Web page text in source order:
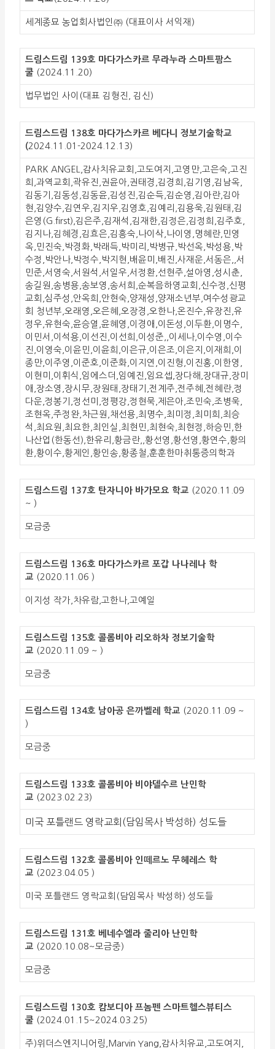
세계종묘 농업회사법인㈜ (대표이사 서익재)
드림스드림 139호 마다가스카르 무라누라 스마트팜스
쿨 (2024.11.20)
법무법인 사이(대표 김형진, 김신)
드림스드림 138호 마다가스카르 베다니 정보기술학교
(2024.11.01-2024.12.13)
PARK ANGEL,감사치유교회,고도여지,고영만,고은숙,고진
희,과역교회,곽유진,권윤아,권태경,김경희,김기영,김남옥,
김동기,김동성,김동윤,김성진,김순득,김순영,김아란,김아
현,김양수,김연우,김지우,김영호,김예리,김용욱,김원태,김
은영(G.first),김은주,김재석,김재한,김정은,김정희,김주호,
김지나,김혜경,김효은,김흥숙,나이삭,나이영,명혜란,민영
옥,민진숙,박경화,박래득,박미리,박병규,박선옥,박성용,박
수정,박안나,박정수,박지현,배윤미,배진,사재운,서동은,,서
민준,서영숙,서원석,서일우,서정환,선현주,설아영,성시춘,
송길원,송병용,송보영,송서희,순복음하영교회,신수정,신평
교회,심주성,안옥희,안현숙,양재성,양재소년부,여수성광교
회 청년부,오래영,오은혜,오장경,오한나,온진수,유장진,유
정우,유현숙,윤승열,윤혜영,이경애,이돈성,이두환,이명수,
이민서,이석용,이선진,이선희,이성준,,이세나,이수영,이수
진,이영숙,이윤민,이윤희,이은규,이은조,이은지,이재희,이
종만,이주영,이준호,이준화,이지연,이진형,이진홍,이한영,
이현미,이휘식,임에스더,임예진,임요셉,장다해,장대규,장미
애,장소영,장시무,장원태,장태기,전계주,전주혜,전혜란,정
다운,정봉기,정선미,정평강,정현묵,제은아,조민숙,조병욱,
조현옥,주정완,차근원,채선용,최명수,최미정,최미희,최승
석,최요원,최요한,최인실,최현민,최현숙,최현정,하승민,한
나산업(한동선),한유리,황금란,,황선영,황선영,황연수,황의
환,황이수,황제인,황인송,황종철,훈훈한마취통증의학과
드림스드림 137호 탄자니아 바가모요 학교 (2020.11.09
~ )
모금중
드림스드림 136호 마다가스카르 포갑 나나레나 학
교 (2020.11.06 )
이지성 작가,차유람,고한나,고예일
드림스드림 135호 콜롬비아 리오하차 정보기술학
교 (2020.11.09 ~ )
모금중
드림스드림 134호 남아공 은까벨레 학교 (2020.11.09 ~
)
모금중
드림스드림 133호 콜롬비아 비야델수르 난민학
교 (2023.02.23)
미국 포틀랜드 영락교회(담임목사 박성하) 성도들
드림스드림 132호 콜롬비아 인떼르노 무헤레스 학
교 (2023.04.05 )
미국 포틀랜드 영락교회(담임목사 박성하) 성도들
드림스드림 131호 베네수엘라 줄리아 난민학
교 (2020.10.08~모금중)
모금중
드림스드림 130호 캄보디아 프놈펜 스마트헬스뷰티스
쿨 (2024.01.15~2024.03.25)
주)위더스엔지니어링,Marvin Yang,감사치유교,고도여지,